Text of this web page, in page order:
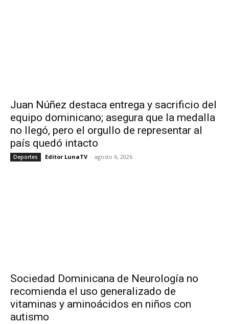
Juan Núñez destaca entrega y sacrificio del
equipo dominicano; asegura que la medalla
no llegó, pero el orgullo de representar al
país quedó intacto
Deportes Editor LunaTV - agosto 6, 2026
Sociedad Dominicana de Neurología no
recomienda el uso generalizado de
vitaminas y aminoácidos en niños con
autismo